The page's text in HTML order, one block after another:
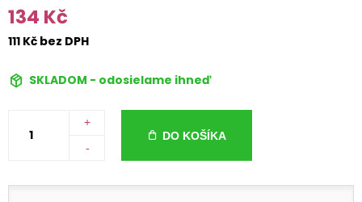
134 Kč
111 Kč bez DPH
SKLADOM - odosielame ihneď
+
-
DO KOŠÍKA